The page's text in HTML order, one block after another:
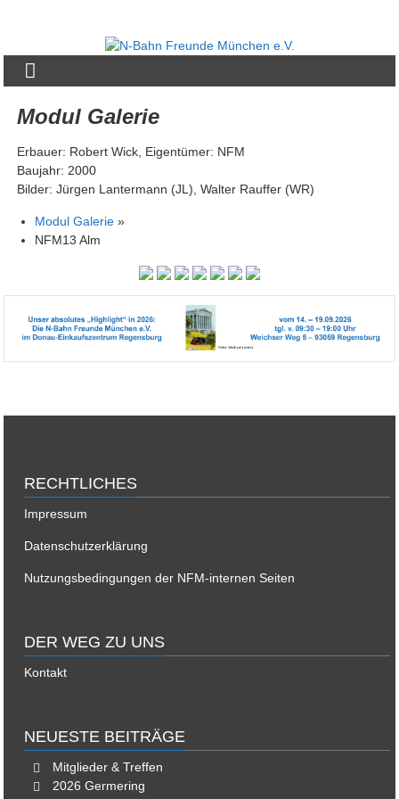
Bahn
Freunde
e.V.
Modul Galerie
Erbauer: Robert Wick, Eigentümer: NFM
Baujahr: 2000
Bilder: Jürgen Lantermann (JL), Walter Rauffer (WR)
Modul Galerie»
NFM13 Alm
RECHTLICHES
Impressum
Datenschutzerklärung
Nutzungsbedingungen der NFM-internen Seiten
DER WEG ZU UNS
Kontakt
NEUESTE BEITRÄGE
Mitglieder & Treffen
2026 Germering